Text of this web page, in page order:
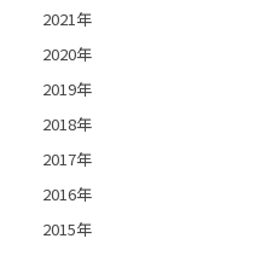
2021年
2020年
2019年
2018年
2017年
2016年
2015年